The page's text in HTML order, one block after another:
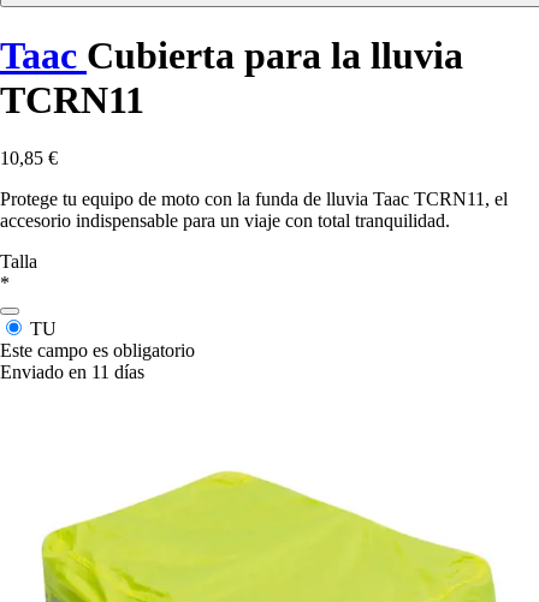
Taac Cubierta para la lluvia
TCRN11
10,85 €
Protege tu equipo de moto con la funda de lluvia Taac TCRN11, el
accesorio indispensable para un viaje con total tranquilidad.
Talla
*
TU
Este campo es obligatorio
Enviado en 11 días